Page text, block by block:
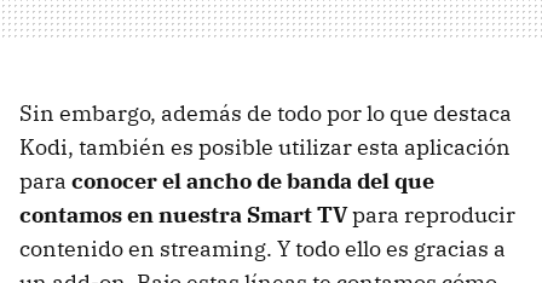
Sin embargo, además de todo por lo que destaca
Kodi, también es posible utilizar esta aplicación
para conocer el ancho de banda del que
contamos en nuestra Smart TVpara reproducir
contenido en streaming. Y todo ello es gracias a